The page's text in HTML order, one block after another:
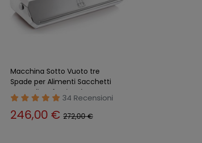
Macchina Sotto Vuoto tre
Spade per Alimenti Sacchetti
Barattoli Professionale
34 Recensioni
246,00 €272,00 €